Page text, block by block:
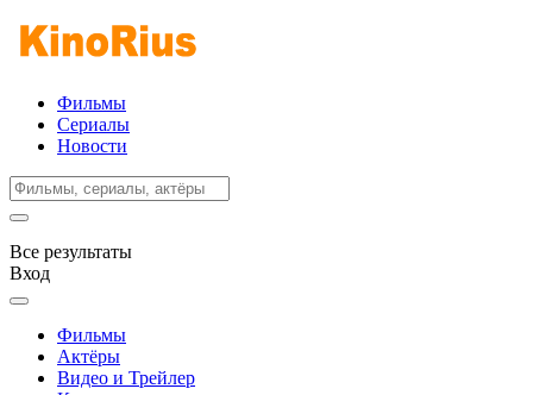
Фильмы
Сериалы
Новости
Все результаты
Вход
Фильмы
Актёры
Видео и Трейлер